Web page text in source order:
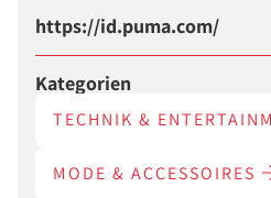
https://id.puma.com/
Kategorien
TECHNIK &
MODE & ACCESSOIRES